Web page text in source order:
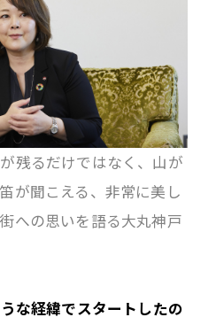
残るだけではなく、山が
が聞こえる、非常に美し
への思いを語る大丸神戸
うな経緯でスタートしたの